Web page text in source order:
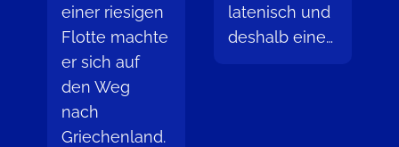
einer riesigen
Flotte machte
er sich auf
den Weg
nach
Griechenland.
latenisch und
deshalb eine…